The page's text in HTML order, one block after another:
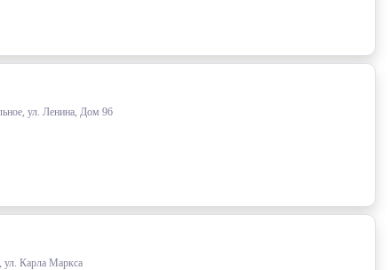
ул. Ленина, Дом 96
Карла Маркса